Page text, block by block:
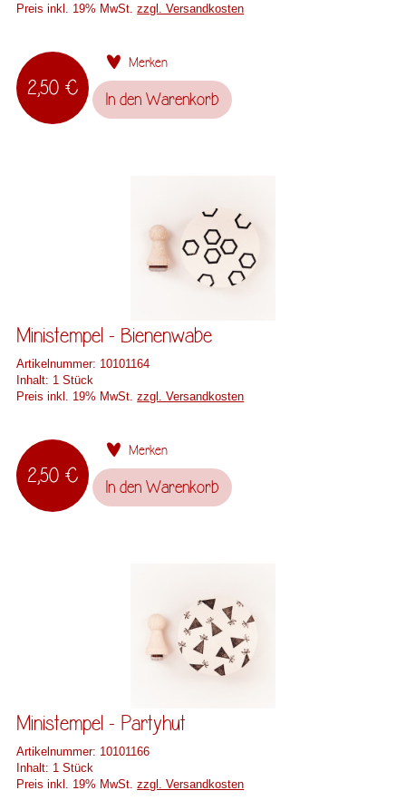
Preis inkl. 19% MwSt.zzgl. Versandkosten
2,50 €
Merken
In den Warenkorb
Ministempel - Bienenwabe
Artikelnummer: 10101164
Inhalt: 1 Stück
Preis inkl. 19% MwSt.zzgl. Versandkosten
2,50 €
Merken
In den Warenkorb
Ministempel - Partyhut
Artikelnummer: 10101166
Inhalt: 1 Stück
Preis inkl. 19% MwSt.zzgl. Versandkosten